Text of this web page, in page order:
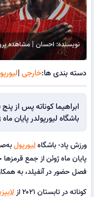
نویسنده: احسان | مشاهده
دسته بندی ها:خارجی |
ابراهیما کوناته پس از
باشگاه لیورپولدر پایان
ورزش پاد- باشگاهلیورپول
پایان ماه ژوئن از جمع
فصل حضور در آنفیلد، به
کوناته در تابستان ۲۰۲۱ از